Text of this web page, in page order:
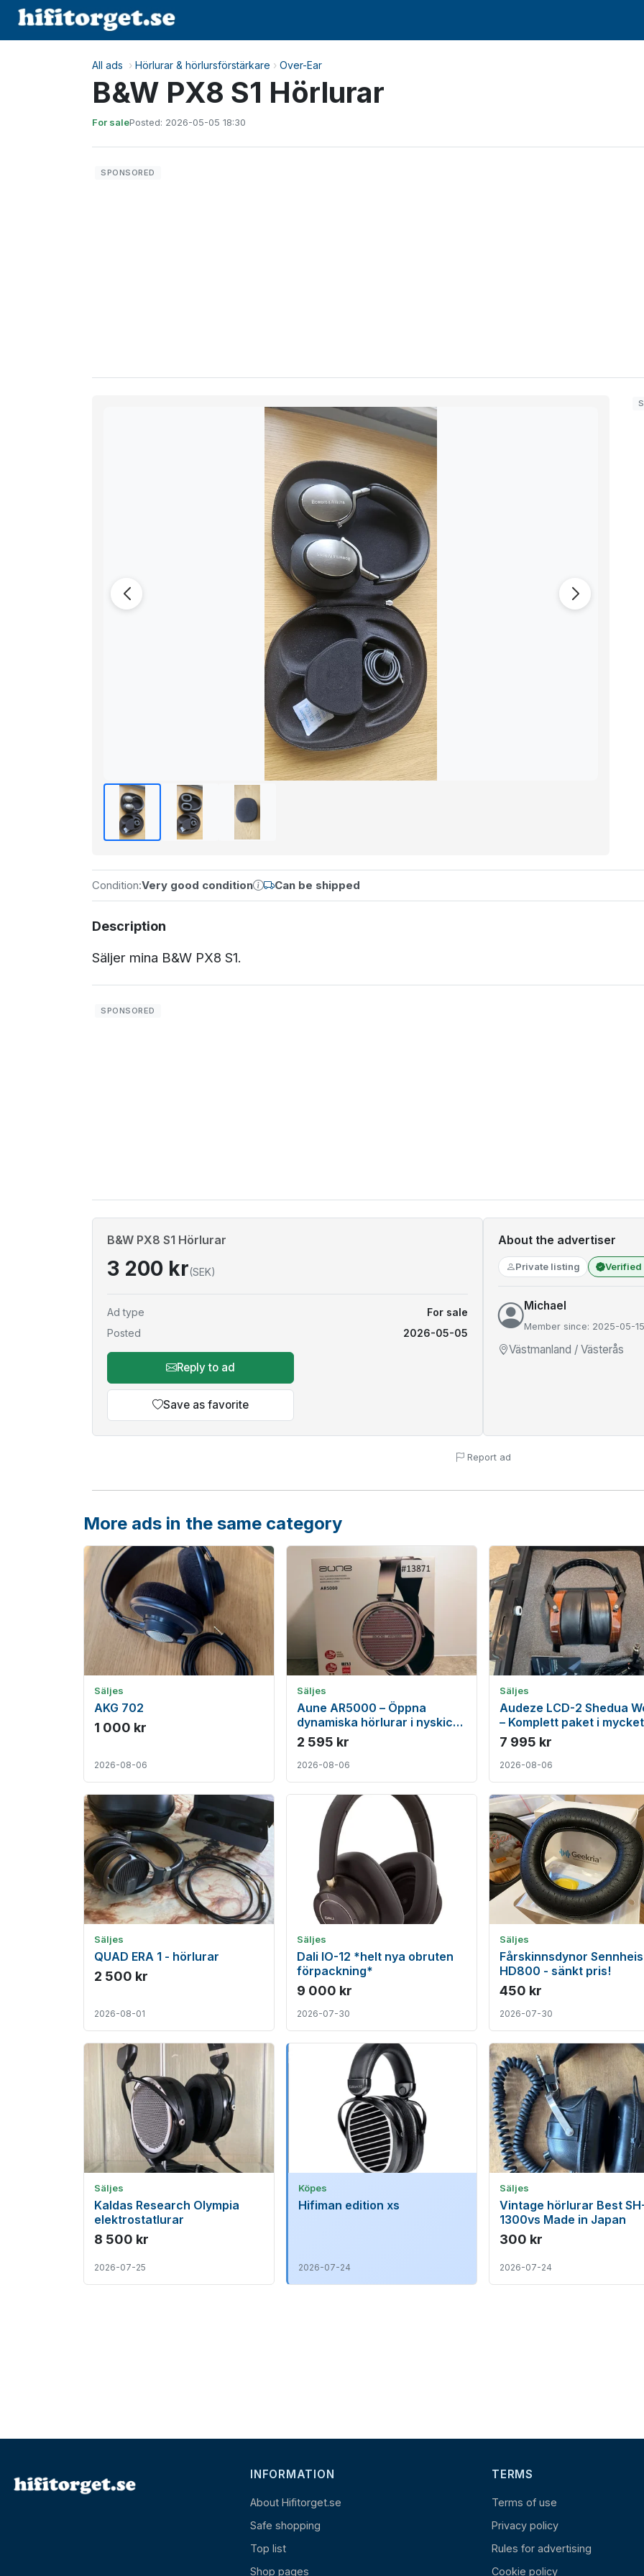
All ads › Hörlurar & hörlursförstärkare › Over-Ear
B&W PX8 S1 Hörlurar
For salePosted: 2026-05-05 18:30
Condition:Very good condition Can be shipped
Description
Säljer mina B&W PX8 S1.
B&W PX8 S1 Hörlurar
3 200 kr(SEK)
Ad type
For sale
Posted
2026-05-05
Reply to ad
Save as favorite
About the advertiser
Private listing Verified
Michael
Member since: 2025-05-15
Västmanland / Västerås
Report ad
More ads in the same category
Säljes
AKG 702
1 000 kr
2026-08-06
Säljes
Aune AR5000 – Öppna
dynamiska hörlurar i nyskick
– Kompletta
2 595 kr
2026-08-06
Säljes
Audeze LCD-2 Shedua
– Komplett paket i
skick. Inkl. Hard Case
7 995 kr
2026-08-06
Säljes
QUAD ERA 1 - hörlurar
2 500 kr
2026-08-01
Säljes
Dali IO-12 *helt nya obruten
förpackning*
9 000 kr
2026-07-30
Säljes
Fårskinnsdynor
HD800 - sänkt pris!
450 kr
2026-07-30
Säljes
Kaldas Research Olympia
elektrostatlurar
8 500 kr
2026-07-25
Köpes
Hifiman edition xs
2026-07-24
Säljes
Vintage hörlurar Best
1300vs Made in Japan
300 kr
2026-07-24
INFORMATION
About Hifitorget.se
Safe shopping
Top list
Shop pages
TERMS
Terms of use
Privacy policy
Rules for advertising
Cookie policy